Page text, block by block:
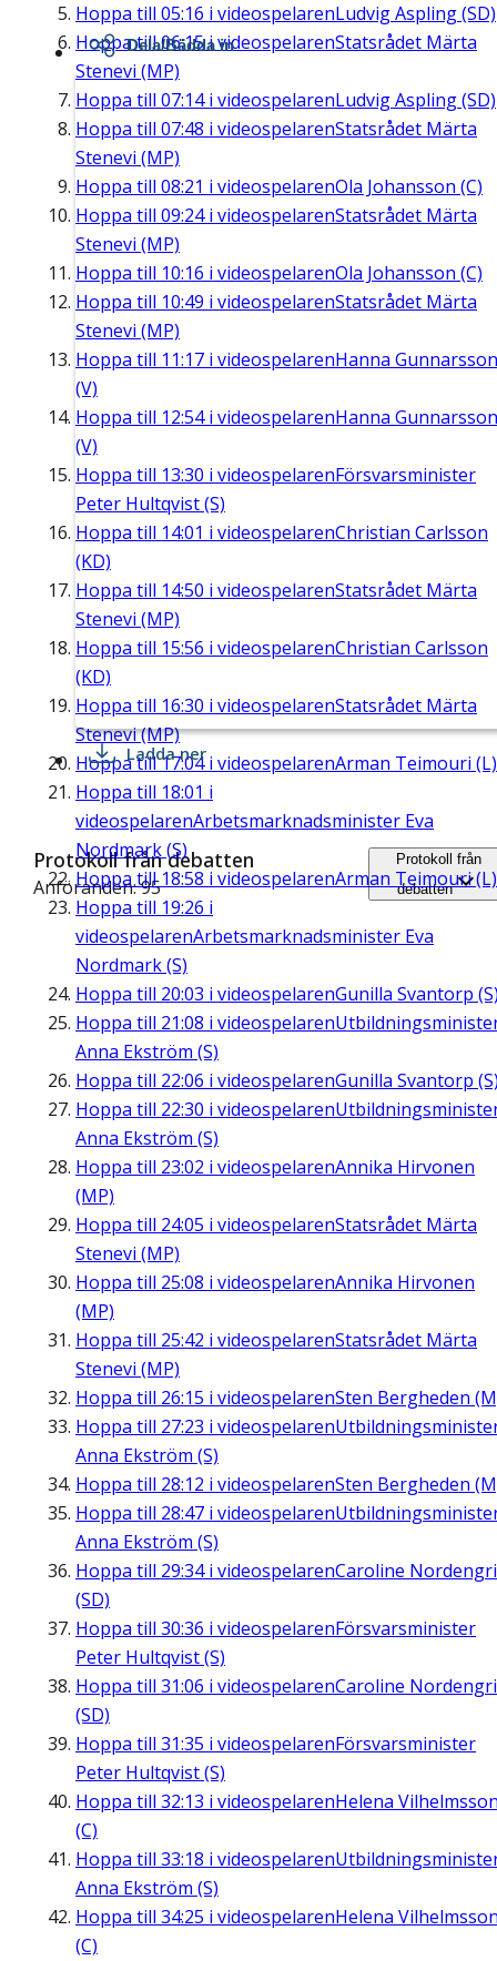
Hoppa till 05:16 i videospelarenLudvig Aspling (SD)
Hoppa till06:15i videospelarenStatsrådet Märta
Stenevi (MP)
Hoppa till 07:14i videospelarenLudvig Aspling (SD)
Hoppa till 07:48 i videospelarenStatsrådet Märta
Stenevi (MP)
Hoppa till 08:21 i videospelarenOla Johansson (C)
Hoppa till 09:24i videospelarenStatsrådet Märta
Stenevi (MP)
Hoppa till 10:16 i videospelarenOla Johansson (C)
Hoppa till 10:49 i videospelarenStatsrådet Märta
Stenevi (MP)
Hoppa till 11:17 i videospelarenHanna Gunnarsson
(V)
Hoppa till 12:54i videospelarenHanna Gunnarsson
(V)
Hoppa till 13:30 i videospelarenFörsvarsminister
Peter Hultqvist (S)
Hoppa till 14:01 i videospelarenChristian Carlsson
(KD)
Hoppa till 14:50 i videospelarenStatsrådet Märta
Stenevi (MP)
Hoppa till 15:56 i videospelarenChristian Carlsson
(KD)
Hoppa till 16:30 i videospelarenStatsrådet Märta
Stenevi (MP)
Hoppa till17:04i videospelarenArman Teimouri (L)
Hoppa till 18:01 i
videospelarenArbetsmarknadsminister Eva
Nordmark (S)
Hoppa till18:58 i videospelarenArman Teimouri (L)
Hoppa till 19:26 i
videospelarenArbetsmarknadsminister Eva
Nordmark (S)
Hoppa till 20:03 i videospelarenGunilla Svantorp
Hoppa till 21:08 i videospelaren
Anna Ekström (S)
Hoppa till 22:06 i videospelarenGunilla Svantorp
Hoppa till 22:30 i videospelaren
Anna Ekström (S)
Hoppa till 23:02 i videospelarenAnnika Hirvonen
(MP)
Hoppa till 24:05 i videospelarenStatsrådet Märta
Stenevi (MP)
Hoppa till 25:08 i videospelarenAnnika Hirvonen
(MP)
Hoppa till 25:42 i videospelarenStatsrådet Märta
Stenevi (MP)
Hoppa till 26:15 i videospelarenSten Bergheden
Hoppa till 27:23 i videospelaren
Anna Ekström (S)
Hoppa till 28:12 i videospelarenSten Bergheden
Hoppa till 28:47 i videospelaren
Anna Ekström (S)
Hoppa till 29:34i videospelarenCaroline
(SD)
Hoppa till 30:36 i videospelarenFörsvarsminister
Peter Hultqvist (S)
Hoppa till 31:06 i videospelarenCaroline
(SD)
Hoppa till 31:35 i videospelarenFörsvarsminister
Peter Hultqvist (S)
Hoppa till 32:13 i videospelarenHelena
(C)
Hoppa till 33:18 i videospelaren
Anna Ekström (S)
Hoppa till 34:25 i videospelarenHelena
(C)
Dela/Bädda in
Ladda ner
Protokoll från debatten
Anföranden: 95
Protokoll från
debatten